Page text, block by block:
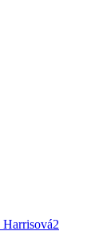
Harrisová2